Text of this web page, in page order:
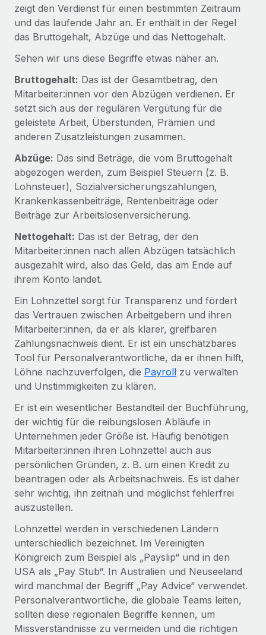
Globales Onboarding und Verwalten von
Freelancer:innen
PEO
Auslagern von komplexen HR-Aufgaben
INFRASTRUKTUR
Remote Embedded
Nahtlose Integration der HR in bestehende Abläufe
Plattform
Integrierte HR-Kernfunktionen für dein Team
Verknüpfen Neu
Verknüpfung beliebiger KI-Tools mit Remote über unser
MCP
Integrationen
Prozessoptimierung mit unverzichtbaren Business-
Tools
DIENSTLEISTUNGEN
Frag unsere Expert:innen
Hilfe von Expert:innen für globale HR & Compliance
Background-Checks
Einfacheres Bewerber:innen-Screening
Compliance Watchtower
Lückenlose Compliance
Geräteverwaltung
Globale Bereitstellung und Verfolgung von IT-
Geräten
Gründung von Niederlassungen
Schnelle, rechtssichere Gründung von
Niederlassungen
Mobilität und Relocation
Mühelose Relocation von Mitarbeiter:innen
Benefits
Mühelose Verwaltung von Benefits
WACHSTUMSPHASE
Startups
Unternehmen
Mittelstand
Maßgeschneiderte HR-Lösungen, um Teams zu
vergrößern
Enterprise
Globale HR für Konzerne und Großunternehmen
PARTNER WERDEN
Strategische Technologiepartner
Flexible Einbettung von Global-HR-Funktionen in deine
Plattform
Partner werden
Entdecke die Möglichkeiten einer Partnerschaft
Demnächst verfügbar
Beratung zu Integrationen und KI-Automatisierung
FALLSTUDIEN
So hat der KI-Vorreiter Weaviate sein Team mit
Weaviate auf einen Blick Weaviate entwickelt KI-basierte
Open-Source-Infrastrukturen. Das...
Mehr erfahren
Strategische Partnerschaft zwischen
Reverse Tech und Remote für Contractor
Reverse Tech auf einen Blick Das Gesundheits- und
Wellness-Startup Reverse Tech hat das globale...
Mehr erfahren
Gesamtbeschäftigungskosten
Honorarzahlungen berechnen
Abwicklungsfristen für globale Freelancer:innen
LERNEN MIT REMOTE
Forschung und Leitfäden
HR-Glossar
Checklisten und Vorlagen
Bibliothek für Stellenbeschreibungen
Webinare
Events
Informationen zu Gehältern und Qualifikationen
Insights Center
Hol dir Unterstützung
Alle Ressourcen anzeigen
Globale Payroll
EOR und PEO
Contractor Management
Steuern
Den Blog erkunden
BLOG
Neues zu Remote-Produkten: Integration mit
Gusto und Zero und Contractor Management
Nederlands
Français
Deutsch
Español
Italiano
Português (Portugal)
日本語
中文（简体）
Anmelden
zeigt den Verdienst für einen bestimmten Zeitraum
und das laufende Jahr an. Er enthält in der Regel
das Bruttogehalt, Abzüge und das Nettogehalt.
Sehen wir uns diese Begriffe etwas näher an.
Bruttogehalt: Das ist der Gesamtbetrag, den
Mitarbeiter:innen vor den Abzügen verdienen. Er
setzt sich aus der regulären Vergütung für die
geleistete Arbeit, Überstunden, Prämien und
anderen Zusatzleistungen zusammen.
Abzüge: Das sind Beträge, die vom Bruttogehalt
abgezogen werden, zum Beispiel Steuern (z. B.
Lohnsteuer), Sozialversicherungszahlungen,
Krankenkassenbeiträge, Rentenbeiträge oder
Beiträge zur Arbeitslosenversicherung.
Nettogehalt: Das ist der Betrag, der den
Mitarbeiter:innen nach allen Abzügen tatsächlich
ausgezahlt wird, also das Geld, das am Ende auf
ihrem Konto landet.
Ein Lohnzettel sorgt für Transparenz und fördert
das Vertrauen zwischen Arbeitgebern und ihren
Mitarbeiter:innen, da er als klarer, greifbaren
Zahlungsnachweis dient. Er ist ein unschätzbares
Tool für Personalverantwortliche, da er ihnen hilft,
Löhne nachzuverfolgen, die Payroll zu verwalten
und Unstimmigkeiten zu klären.
Er ist ein wesentlicher Bestandteil der Buchführung,
der wichtig für die reibungslosen Abläufe in
Unternehmen jeder Größe ist. Häufig benötigen
Mitarbeiter:innen ihren Lohnzettel auch aus
persönlichen Gründen, z. B. um einen Kredit zu
beantragen oder als Arbeitsnachweis. Es ist daher
sehr wichtig, ihn zeitnah und möglichst fehlerfrei
auszustellen.
Lohnzettel werden in verschiedenen Ländern
unterschiedlich bezeichnet. Im Vereinigten
Königreich zum Beispiel als „Payslip“ und in den
USA als „Pay Stub“. In Australien und Neuseeland
wird manchmal der Begriff „Pay Advice“ verwendet.
Personalverantwortliche, die globale Teams leiten,
sollten diese regionalen Begriffe kennen, um
Missverständnisse zu vermeiden und die richtigen